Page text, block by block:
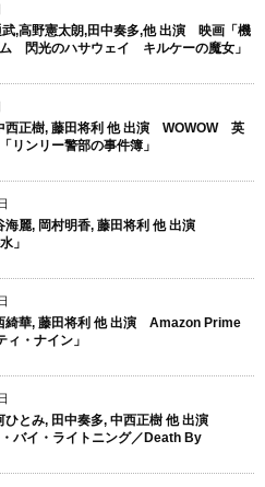
武,高野憲太朗,田中奏多,他 出演 映画「機
閃光のハサウェイ キルケーの魔女」
西正樹, 藤田将利 他 出演 WOWOW 英
リンリー警部の事件簿」
海麗, 岡村明香, 藤田将利 他 出演
」
綺華, 藤田将利 他 出演 Amazon Prime
・ナイン」
ひとみ, 田中奏多, 中西正樹 他 出演
バイ・ライトニング／Death By